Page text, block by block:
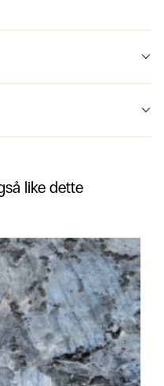
like dette